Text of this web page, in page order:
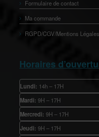
Formulaire de contact
Ma commande
RGPD/CGV/Mentions Légales
Horaires
Lundi: 14h – 17H
Mardi: 9H – 17H
Mercredi: 9H – 17H
Jeudi: 9H – 17H